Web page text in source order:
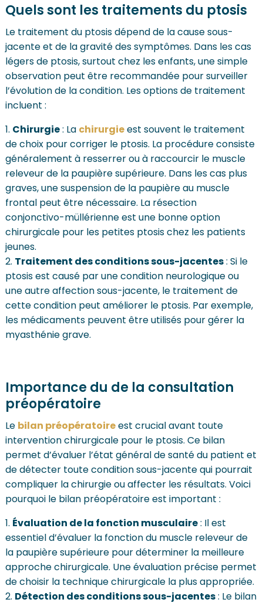
Quels sont les traitements du ptosis
Le traitement du ptosis dépend de la cause sous-
jacente et de la gravité des symptômes. Dans les cas
légers de ptosis, surtout chez les enfants, une simple
observation peut être recommandée pour surveiller
l’évolution de la condition. Les options de traitement
incluent :
Chirurgie: La chirurgieest souvent le traitement
de choix pour corriger le ptosis. La procédure consiste
généralement à resserrer ou à raccourcir le muscle
releveur de la paupière supérieure. Dans les cas plus
graves, une suspension de la paupière au muscle
frontal peut être nécessaire. La résection
conjonctivo-müllérienne est une bonne option
chirurgicale pour les petites ptosis chez les patients
jeunes.
Traitement des conditions sous-jacentes: Si le
ptosis est causé par une condition neurologique ou
une autre affection sous-jacente, le traitement de
cette condition peut améliorer le ptosis. Par exemple,
les médicaments peuvent être utilisés pour gérer la
myasthénie grave.
Importance du de la consultation
préopératoire
Le bilan préopératoireest crucial avant toute
intervention chirurgicale pour le ptosis. Ce bilan
permet d’évaluer l’état général de santé du patient et
de détecter toute condition sous-jacente qui pourrait
compliquer la chirurgie ou affecter les résultats. Voici
pourquoi le bilan préopératoire est important :
Évaluation de la fonction musculaire: Il est
essentiel d’évaluer la fonction du muscle releveur de
la paupière supérieure pour déterminer la meilleure
approche chirurgicale. Une évaluation précise permet
de choisir la technique chirurgicale la plus appropriée.
Détection des conditions sous-jacentes: Le bilan